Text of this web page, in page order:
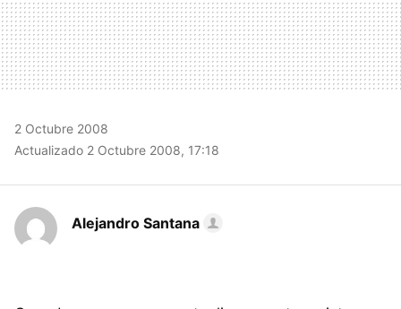
2 Octubre 2008
Actualizado 2 Octubre 2008, 17:18
Alejandro Santana